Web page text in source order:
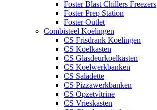
Foster Blast Chillers Freezers
Foster Prep Station
Foster Outlet
Combisteel Koelingen
CS Frisdrank Koelingen
CS Koelkasten
CS Glasdeurkoelkasten
CS Koelwerkbanken
CS Saladette
CS Pizzawerkbanken
CS Opzetvitrine
CS Vrieskasten